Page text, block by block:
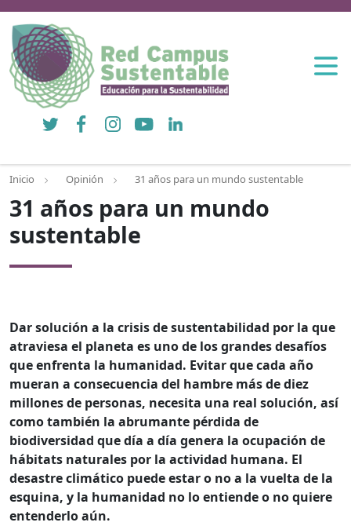
Twitter FacebookInstagramYouTubeLinkedIn
Inicio Opinión 31 años para un mundo sustentable
31 años para un mundo
sustentable
Dar solución a la crisis de sustentabilidad por la que
atraviesa el planeta es uno de los grandes desafíos
que enfrenta la humanidad. Evitar que cada año
mueran a consecuencia del hambre más de diez
millones de personas, necesita una real solución, así
como también la abrumante pérdida de
biodiversidad que día a día genera la ocupación de
hábitats naturales por la actividad humana. El
desastre climático puede estar o no a la vuelta de la
esquina, y la humanidad no lo entiende o no quiere
entenderlo aún.